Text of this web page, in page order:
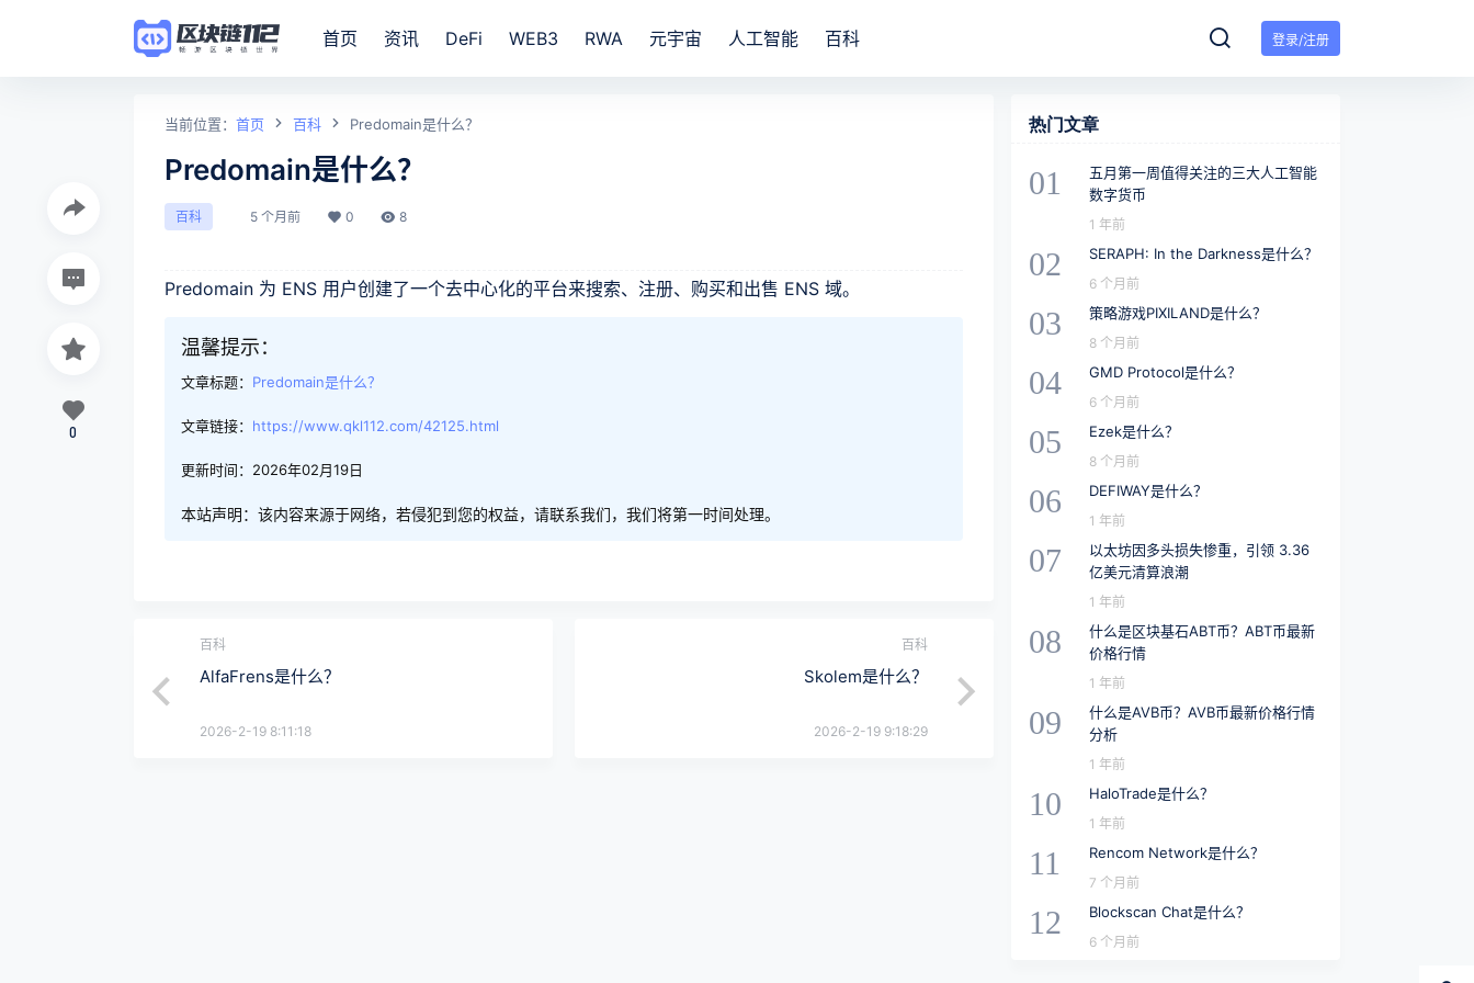
登录/注册
首页 资讯 DeFi WEB3 RWA 元宇宙 人工智能 百科
当前位置： 首页 百科 Predomain是什么？
Predomain是什么？
百科 5 个月前 0 8
Predomain 为 ENS 用户创建了一个去中心化的平台来搜索、注册、购买和出售 ENS 域。
温馨提示：
文章标题： Predomain是什么？
文章链接： https://www.qkl112.com/42125.html
更新时间：2026年02月19日
本站声明：该内容来源于网络，若侵犯到您的权益，请联系我们，我们将第一时间处理。
0
百科
AlfaFrens是什么？
2026-2-19 8:11:18
百科
Skolem是什么？
2026-2-19 9:18:29
热门文章
01
五月第一周值得关注的三大人工智能
数字货币
1 年前
02 SERAPH: In the Darkness是什么？
6 个月前
03 策略游戏PIXILAND是什么？
8 个月前
04 GMD Protocol是什么？
6 个月前
05 Ezek是什么？
8 个月前
06 DEFIWAY是什么？
1 年前
07
以太坊因多头损失惨重，引领 3.36
亿美元清算浪潮
1 年前
08
什么是区块基石ABT币？ABT币最新
价格行情
1 年前
09
什么是AVB币？AVB币最新价格行情
分析
1 年前
10 HaloTrade是什么？
1 年前
11 Rencom Network是什么？
7 个月前
12 Blockscan Chat是什么？
6 个月前